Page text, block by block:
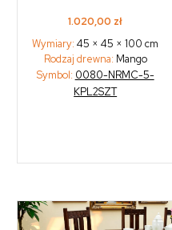
1.020,00 zł
Wymiary:45 × 45 × 100 cm
Rodzaj drewna: Mango
Symbol: 0080-NRMC-5-
KPL2SZT